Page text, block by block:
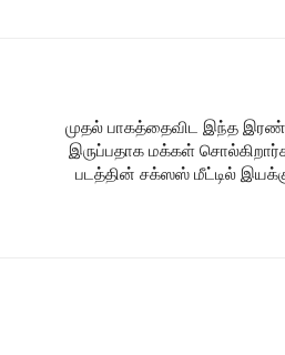
முதல் பாகத்தைவிட இந்த
இருப்பதாக மக்கள்
படத்தின் சக்ஸஸ் மீட்டில்